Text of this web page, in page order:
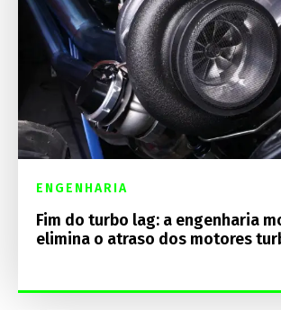
ENGENHARIA
Fim do turbo lag: a engenharia
elimina o atraso dos motores